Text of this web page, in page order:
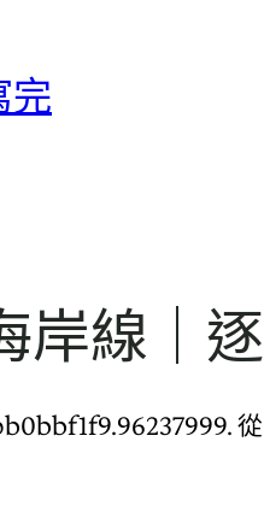
完
岸線｜